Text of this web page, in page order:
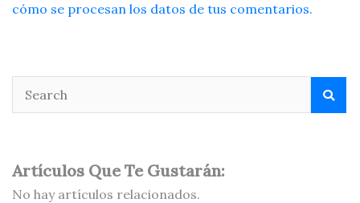
cómo se procesan los datos de tus comentarios.
Artículos Que Te Gustarán:
No hay artículos relacionados.